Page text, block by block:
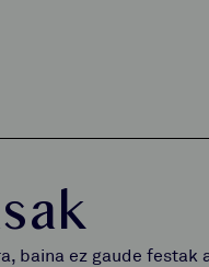
baina ez gaude festak